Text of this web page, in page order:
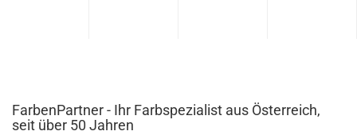
FarbenPartner - Ihr Farbspezialist aus Österreich,
seit über 50 Jahren